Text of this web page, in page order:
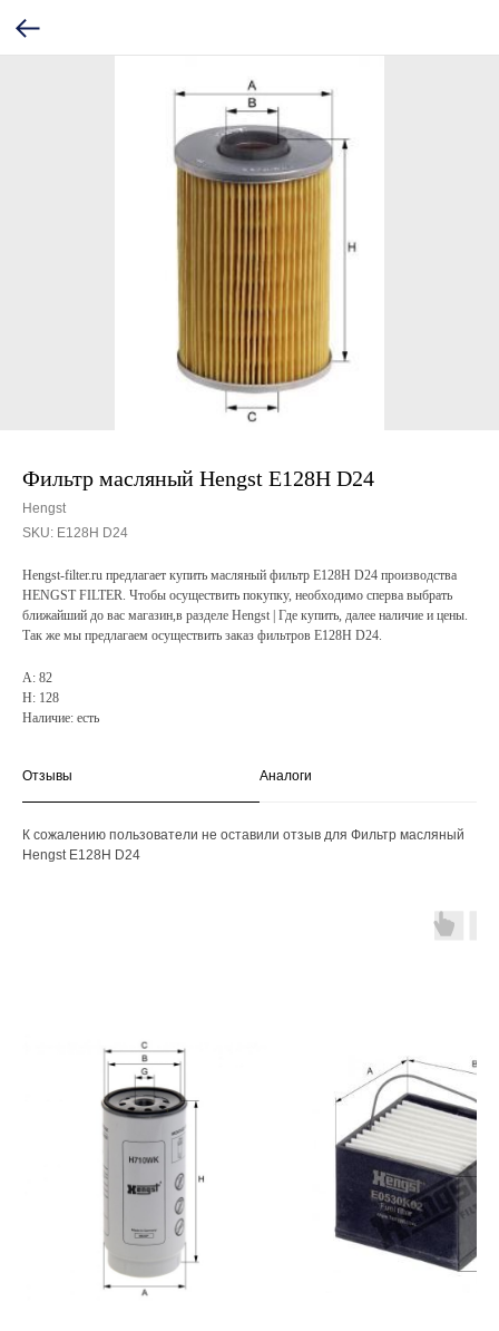
Фильтр масляный Hengst E128H D24
Hengst
SKU: E128H D24
Hengst-filter.ru предлагает купить масляный фильтр E128H D24 производства
HENGST FILTER. Чтобы осуществить покупку, необходимо сперва выбрать
ближайший до вас магазин,в разделе Hengst | Где купить, далее наличие и цены.
Так же мы предлагаем осуществить заказ фильтров E128H D24.
A: 82
H: 128
Наличие: есть
Отзывы Аналоги
К сожалению пользователи не оставили отзыв для Фильтр масляный
Hengst E128H D24